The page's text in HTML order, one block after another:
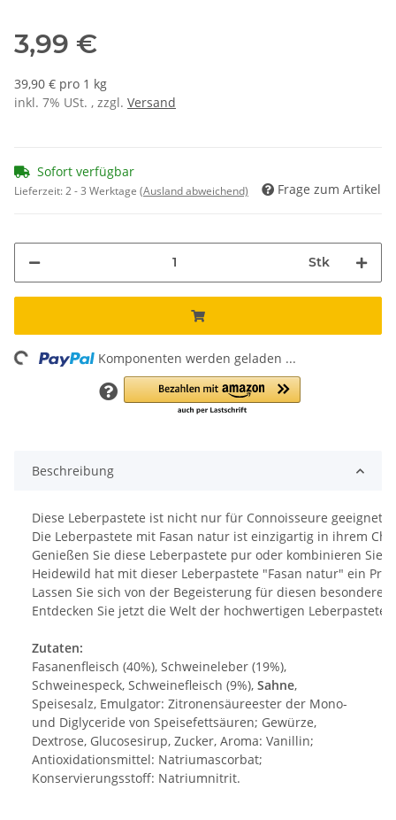
3,99 €
39,90 € pro 1 kg
inkl. 7% USt. , zzgl. Versand
Sofort verfügbar
Lieferzeit:2 - 3 Werktage (Ausland abweichend) Frage zum Artikel
Stk
Komponenten werden geladen ...
Beschreibung
Diese Leberpastete ist nicht nur für Connoisseure
Die Leberpastete mit Fasan natur ist einzigartig in ihrem
Genießen Sie diese Leberpastete pur oder kombinieren Sie
Heidewild hat mit dieser Leberpastete "Fasan natur" ein
Lassen Sie sich von der Begeisterung für diesen
Entdecken Sie jetzt die Welt der hochwertigen
Zutaten:
Fasanenfleisch (40%), Schweineleber (19%),
Schweinespeck, Schweinefleisch (9%), Sahne,
Speisesalz, Emulgator: Zitronensäureester der Mono-
und Diglyceride von Speisefettsäuren; Gewürze,
Dextrose, Glucosesirup, Zucker, Aroma: Vanillin;
Antioxidationsmittel: Natriumascorbat;
Konservierungsstoff: Natriumnitrit.